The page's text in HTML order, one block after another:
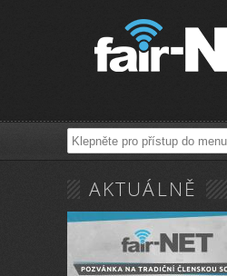
AKTUÁLNĚ